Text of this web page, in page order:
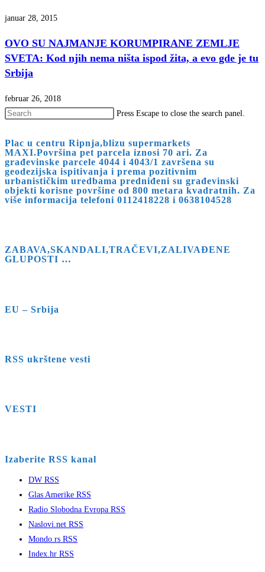
januar 28, 2015
OVO SU NAJMANJE KORUMPIRANE ZEMLJE
SVETA: Kod njih nema ništa ispod žita, a evo gde je tu
Srbija
februar 26, 2018
Press Escape to close the search panel.
Plac u centru Ripnja,blizu supermarkets
MAXI.Površina pet parcela iznosi 70 ari. Za
građevinske parcele 4044 i 4043/1 završena su
geodezijska ispitivanja i prema pozitivnim
urbanističkim uredbama predniđeni su građevinski
objekti korisne površine od 800 metara kvadratnih. Za
više informacija telefoni 0112418228 i 0638104528
ZABAVA,SKANDALI,TRAČEVI,ZALIVAĐENE
GLUPOSTI …
EU – Srbija
RSS ukrštene vesti
VESTI
Izaberite RSS kanal
DW RSS
Glas Amerike RSS
Radio Slobodna Evropa RSS
Naslovi.net RSS
Mondo.rs RSS
Index.hr RSS